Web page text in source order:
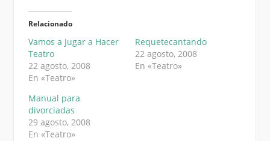
Relacionado
Vamos a Jugar a Hacer
Teatro
22 agosto, 2008
En «Teatro»
Requetecantando
22 agosto, 2008
En «Teatro»
Manual para
divorciadas
29 agosto, 2008
En «Teatro»